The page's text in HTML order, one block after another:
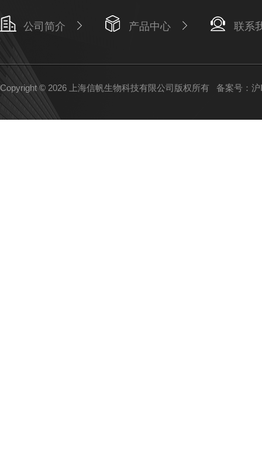
公司简介 产品中心 联系
Copyright © 2026 上海信帆生物科技有限公司版权所有 备案号：